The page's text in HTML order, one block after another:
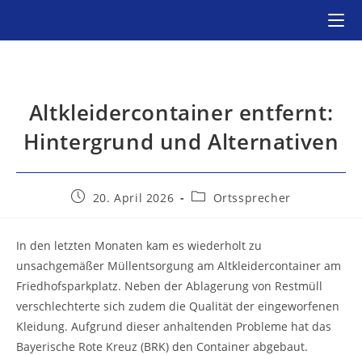
Altkleidercontainer entfernt:
Hintergrund und Alternativen
Beitrag20. April 2026
Beitrags-
Ortssprecher
In den letzten Monaten kam es wiederholt zu
unsachgemäßer Müllentsorgung am Altkleidercontainer am
Friedhofsparkplatz. Neben der Ablagerung von Restmüll
verschlechterte sich zudem die Qualität der eingeworfenen
Kleidung. Aufgrund dieser anhaltenden Probleme hat das
Bayerische Rote Kreuz (BRK) den Container abgebaut.